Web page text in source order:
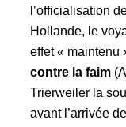
l’officialisation
Hollande, le
effet « maintenu
contre la faim
Trierweiler la
avant l’arrivée